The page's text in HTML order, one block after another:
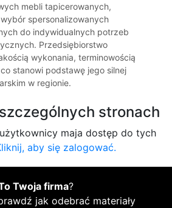
mebli tapicerowanych,
spersonalizowanych
do indywidualnych potrzeb
Przedsiębiorstwo
wykonania, terminowością
stanowi podstawę jego silnej
w regionie.
stronach
maja dostęp do tych
aby się zalogować.
Twoja firma?
jak odebrać materiały